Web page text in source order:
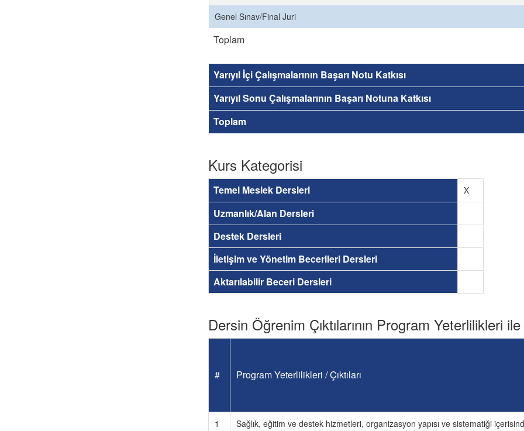
Genel Sınav/Final Juri
Toplam
Yarıyıl İçi Çalışmalarının Başarı Notu Katkısı
Yarıyıl Sonu Çalışmalarının Başarı Notuna Katkısı
Toplam
Kurs Kategorisi
Temel Meslek Dersleri X
Uzmanlık/Alan Dersleri
Destek Dersleri
İletişim ve Yönetim Becerileri Dersleri
Aktarılabilir Beceri Dersleri
Dersin Öğrenim Çıktılarının Program Yeterlilikleri
# Program Yeterlilikleri / Çıktıları
1
Sağlık, eğitim ve destek hizmetleri, organizasyon yapısı ve sistematiği